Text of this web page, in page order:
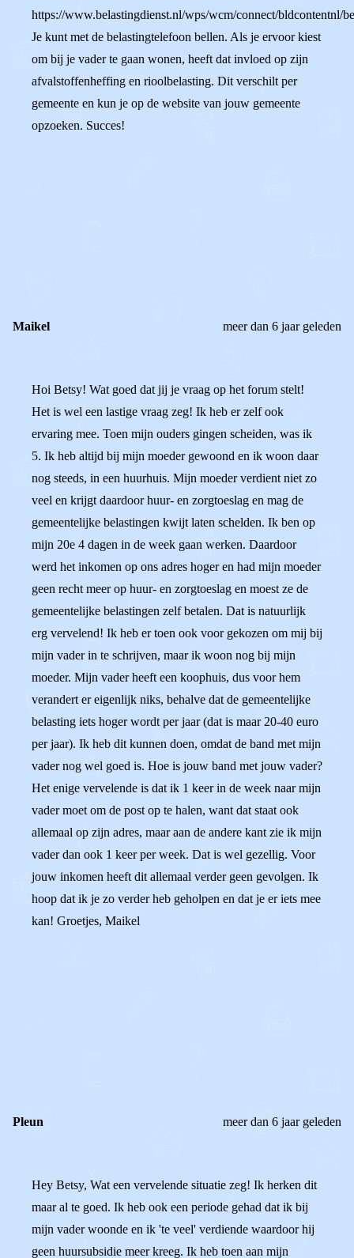
https://www.belastingdienst.nl/wps/wcm/connect/bldcontentnl/
Je kunt met de belastingtelefoon bellen. Als je ervoor kiest
om bij je vader te gaan wonen, heeft dat invloed op zijn
afvalstoffenheffing en rioolbelasting. Dit verschilt per
gemeente en kun je op de website van jouw gemeente
opzoeken. Succes!
Maikel meer dan 6 jaar geleden
Hoi Betsy! Wat goed dat jij je vraag op het forum stelt!
Het is wel een lastige vraag zeg! Ik heb er zelf ook
ervaring mee. Toen mijn ouders gingen scheiden, was ik
5. Ik heb altijd bij mijn moeder gewoond en ik woon daar
nog steeds, in een huurhuis. Mijn moeder verdient niet zo
veel en krijgt daardoor huur- en zorgtoeslag en mag de
gemeentelijke belastingen kwijt laten schelden. Ik ben op
mijn 20e 4 dagen in de week gaan werken. Daardoor
werd het inkomen op ons adres hoger en had mijn moeder
geen recht meer op huur- en zorgtoeslag en moest ze de
gemeentelijke belastingen zelf betalen. Dat is natuurlijk
erg vervelend! Ik heb er toen ook voor gekozen om mij bij
mijn vader in te schrijven, maar ik woon nog bij mijn
moeder. Mijn vader heeft een koophuis, dus voor hem
verandert er eigenlijk niks, behalve dat de gemeentelijke
belasting iets hoger wordt per jaar (dat is maar 20-40 euro
per jaar). Ik heb dit kunnen doen, omdat de band met mijn
vader nog wel goed is. Hoe is jouw band met jouw vader?
Het enige vervelende is dat ik 1 keer in de week naar mijn
vader moet om de post op te halen, want dat staat ook
allemaal op zijn adres, maar aan de andere kant zie ik mijn
vader dan ook 1 keer per week. Dat is wel gezellig. Voor
jouw inkomen heeft dit allemaal verder geen gevolgen. Ik
hoop dat ik je zo verder heb geholpen en dat je er iets mee
kan! Groetjes, Maikel
Pleun meer dan 6 jaar geleden
Hey Betsy, Wat een vervelende situatie zeg! Ik herken dit
maar al te goed. Ik heb ook een periode gehad dat ik bij
mijn vader woonde en ik 'te veel' verdiende waardoor hij
geen huursubsidie meer kreeg. Ik heb toen aan mijn